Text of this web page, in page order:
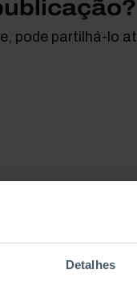
Detalhes
pode partilhá-lo